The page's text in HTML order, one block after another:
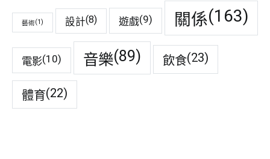
藝術(1) 設計(8) 遊戲(9) 關係(163)
電影(10) 音樂(89) 飲食(23)
體育(22)